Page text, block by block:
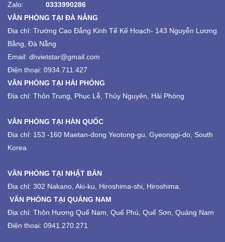
Zalo: 0333990286
VĂN PHÒNG TẠI ĐÀ NẴNG
Địa chỉ: Trường Cao Đẳng Kinh Tế Kế Hoạch- 143 Nguyễn Lương
Bằng, Đà Nẵng
Email: dhvietstar@gmail.com
Điện thoại: 0934.711.427
VĂN PHÒNG TẠI HẢI PHÒNG
Địa chỉ: Thôn Trung, Phục Lễ, Thủy Nguyên, Hải Phòng
VĂN PHÒNG TẠI HÀN QUỐC
Địa chỉ: 153 -160 Maetan-dong Yeotong-gu, Gyeonggi-do, South
Korea
VĂN PHÒNG TẠI NHẬT BẢN
Địa chỉ: 302 Nakano, Aki-ku, Hiroshima-shi, Hiroshima.
VĂN PHÒNG TẠI QUẢNG NAM
Địa chỉ: Thôn Hương Quế Nam, Quế Phú, Quế Sơn, Quảng Nam
Điện thoại: 0941.270.271